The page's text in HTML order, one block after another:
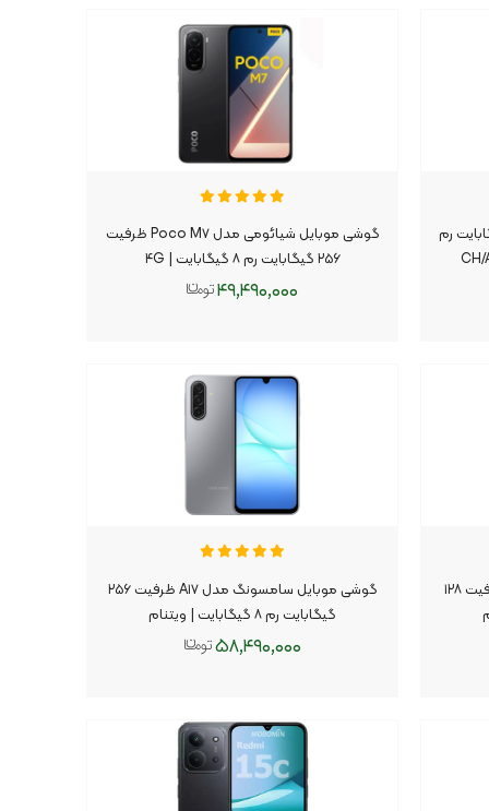
۱۷ ظرفیت ۲۵۶ گیگابایت رم
گوشی موبایل شیائومی مدل Poco M۷ ظرفیت
۲۵۶ گیگابایت رم ۸ گیگابایت | ۴G
۴۹,۴۹۰,۰۰۰
گوشی موبایل سامسونگ مدل A۱۷ ظرفیت ۱۲۸
گوشی موبایل سامسونگ مدل A۱۷ ظرفیت ۲۵۶
گیگابایت رم ۸ گیگابایت | ویتنام
۵۸,۴۹۰,۰۰۰